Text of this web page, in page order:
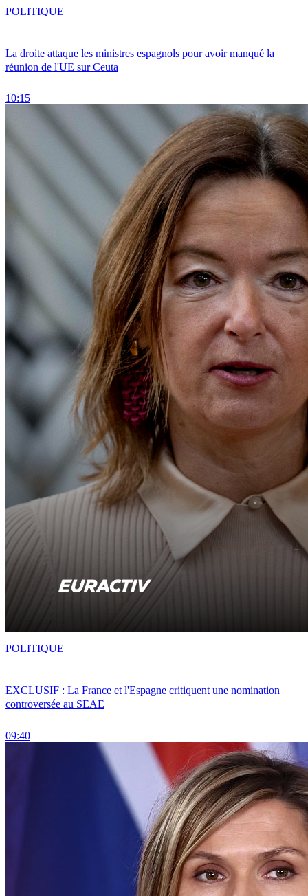
La droite attaque les ministres espagnols pour avoir manqué la
réunion de l'UE sur Ceuta
10:15
POLITIQUE
EXCLUSIF : La France et l'Espagne critiquent une nomination
controversée au SEAE
09:40
POLITIQUE